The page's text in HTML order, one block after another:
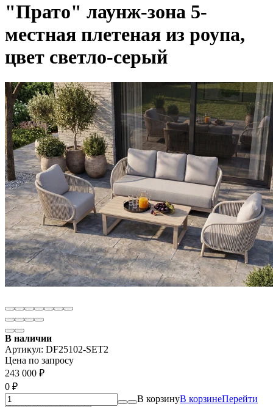
"Прато" лаунж-зона 5-
местная плетеная из роупа,
цвет светло-серый
В наличии
Артикул: DF25102-SET2
Цена по запросу
243 000 ₽
0 ₽
В корзинуВ корзинеПерейти